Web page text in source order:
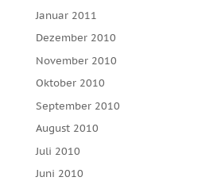
Januar 2011
Dezember 2010
November 2010
Oktober 2010
September 2010
August 2010
Juli 2010
Juni 2010